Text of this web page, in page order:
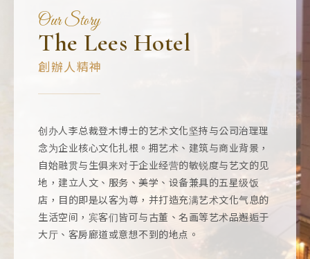
Our Story
The Lees Hotel
創辦人精神
创办人李总裁登木博士的艺术文化坚持与公司治理理
念为企业核心文化扎根。拥艺术、建筑与商业背景，
自始融贯与生俱来对于企业经营的敏锐度与艺文的见
地，建立人文、服务、美学、设备兼具的五星级饭
店，目的即是以客为尊，并打造充满艺术文化气息的
生活空间，宾客们皆可与古董、名画等艺术品邂逅于
大厅、客房廊道或意想不到的地点。